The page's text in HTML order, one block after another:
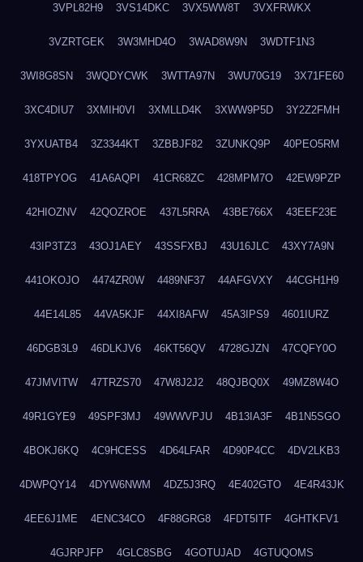
3VPL82H9 3VS14DKC 3VX5WW8T 3VXFRWKX
3VZRTGEK 3W3MHD4O 3WAD8W9N 3WDTF1N3
3WI8G8SN 3WQDYCWK 3WTTA97N 3WU70G19 3X71FE60
3XC4DIU7 3XMIH0VI 3XMLLD4K 3XWW9P5D 3Y2Z2FMH
3YXUATB4 3Z3344KT 3ZBBJF82 3ZUNKQ9P 40PEO5RM
418TPYOG 41A6AQPI 41CR68ZC 428MPM7O 42EW9PZP
42HIOZNV 42QOZROE 437L5RRA 43BE766X 43EEF23E
43IP3TZ3 43OJ1AEY 43SSFXBJ 43U16JLC 43XY7A9N
441OKOJO 4474ZR0W 4489NF37 44AFGVXY 44CGH1H9
44E14L85 44VA5KJF 44XI8AFW 45A3IPS9 4601IURZ
46DGB3L9 46DLKJV6 46KT56QV 4728GJZN 47CQFY0O
47JMVITW 47TRZS70 47W8J2J2 48QJBQ0X 49MZ8W4O
49R1GYE9 49SPF3MJ 49WWVPJU 4B13IA3F 4B1N5SGO
4BOKJ6KQ 4C9HCESS 4D64LFAR 4D90P4CC 4DV2LKB3
4DWPQY14 4DYW6NWM 4DZ5J3RQ 4E402GTO 4E4R43JK
4EE6J1ME 4ENC34CO 4F88GRG8 4FDT5ITF 4GHTKFV1
4GJRPJFP 4GLC8SBG 4GOTUJAD 4GTUQOMS